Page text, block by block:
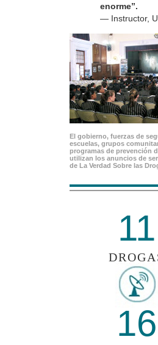
enorme”.
— Instructor,
El gobierno, fuerzas de
escuelas, grupos
programas de prevención
utilizan los anuncios de
de La Verdad Sobre las
11
16